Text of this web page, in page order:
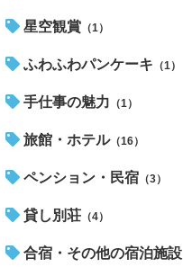
星空観賞 （1）
ふわふわパンケーキ （1）
手仕事の魅力 （1）
旅館・ホテル（16）
ペンション・民宿 （3）
貸し別荘 （4）
合宿・その他の宿泊施設